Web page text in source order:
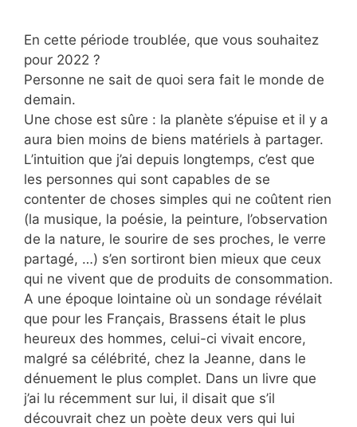
En cette période troublée, que vous souhaitez
pour 2022 ?
Personne ne sait de quoi sera fait le monde de
demain.
Une chose est sûre : la planète s’épuise et il y a
aura bien moins de biens matériels à partager.
L’intuition que j’ai depuis longtemps, c’est que
les personnes qui sont capables de se
contenter de choses simples qui ne coûtent rien
(la musique, la poésie, la peinture, l’observation
de la nature, le sourire de ses proches, le verre
partagé, …) s’en sortiront bien mieux que ceux
qui ne vivent que de produits de consommation.
A une époque lointaine où un sondage révélait
que pour les Français, Brassens était le plus
heureux des hommes, celui-ci vivait encore,
malgré sa célébrité, chez la Jeanne, dans le
dénuement le plus complet. Dans un livre que
j’ai lu récemment sur lui, il disait que s’il
découvrait chez un poète deux vers qui lui